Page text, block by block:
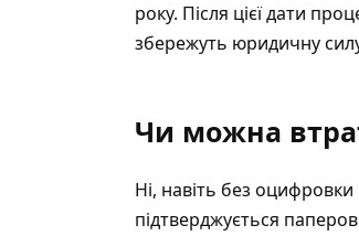
року. Після цієї дати
збережуть юридичну
Чи можна
Ні, навіть без
підтверджується